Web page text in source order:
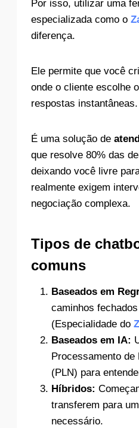
Por isso, utilizar uma
especializada como o
diferença.
Ele permite que você
onde o cliente escolhe
respostas instantâneas.
É uma solução de
que resolve 80% das
deixando você livre
realmente exigem
negociação complexa.
Tipos de
comuns
Baseados em
caminhos
(Especialidade do
Baseados em IA:
Processamento de
(PLN) para
Híbridos:
transferem para
necessário.